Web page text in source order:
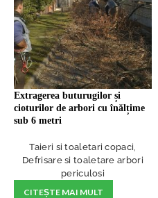
Extragerea buturugilor și
cioturilor de arbori cu înălțime
sub 6 metri
Taieri si toaletari copaci,
Defrisare si toaletare arbori
periculosi
CITEȘTE MAI MULT